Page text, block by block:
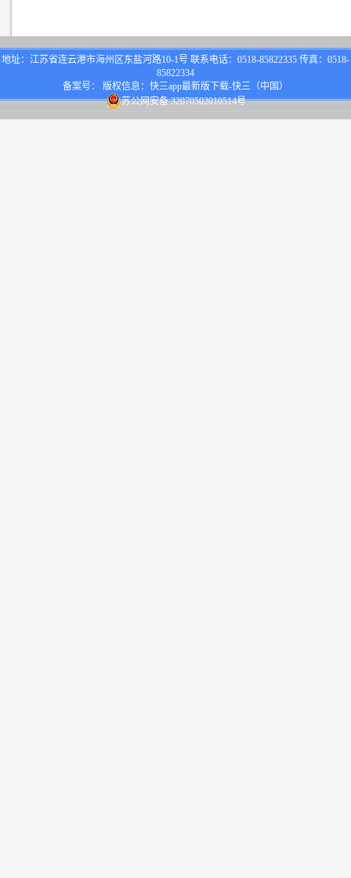
地址：江苏省连云港市海州区东盐河路10-1号 联系电话：0518-85822335 传真：0518-
85822334
备案号： 版权信息：快三app最新版下载-快三（中国）
苏公网安备 32070502010514号